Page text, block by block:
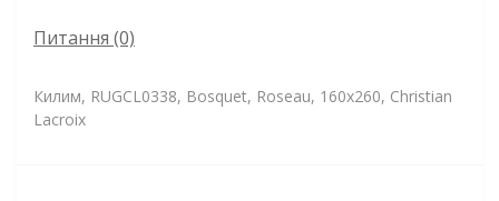
Питання (0)
Килим, RUGCL0338, Bosquet, Roseau, 160х260, Christian
Lacroix